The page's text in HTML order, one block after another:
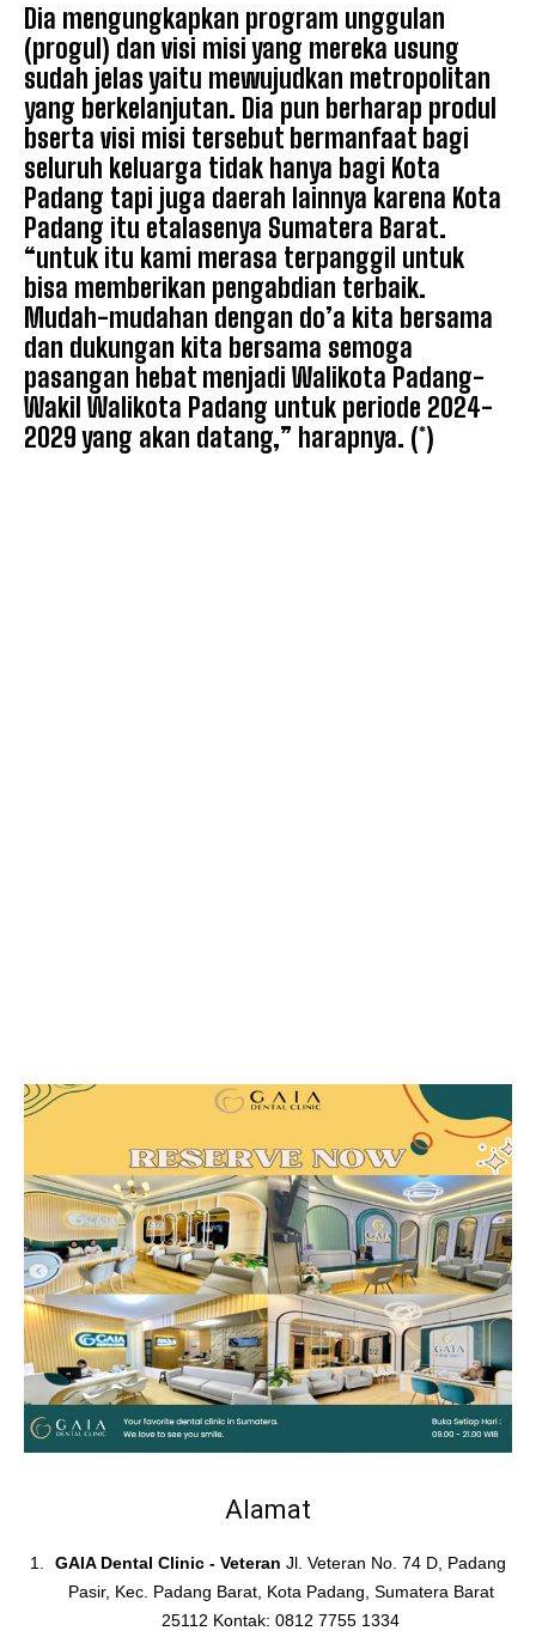
Dia mengungkapkan program unggulan
(progul) dan visi misi yang mereka usung
sudah jelas yaitu mewujudkan metropolitan
yang berkelanjutan. Dia pun berharap produl
bserta visi misi tersebut bermanfaat bagi
seluruh keluarga tidak hanya bagi Kota
Padang tapi juga daerah lainnya karena Kota
Padang itu etalasenya Sumatera Barat.
“untuk itu kami merasa terpanggil untuk
bisa memberikan pengabdian terbaik.
Mudah-mudahan dengan do’a kita bersama
dan dukungan kita bersama semoga
pasangan hebat menjadi Walikota Padang-
Wakil Walikota Padang untuk periode 2024-
2029 yang akan datang,” harapnya. (*)
Alamat
GAIA Dental Clinic - Veteran Jl. Veteran No. 74 D, Padang
Pasir, Kec. Padang Barat, Kota Padang, Sumatera Barat
25112 Kontak: 0812 7755 1334